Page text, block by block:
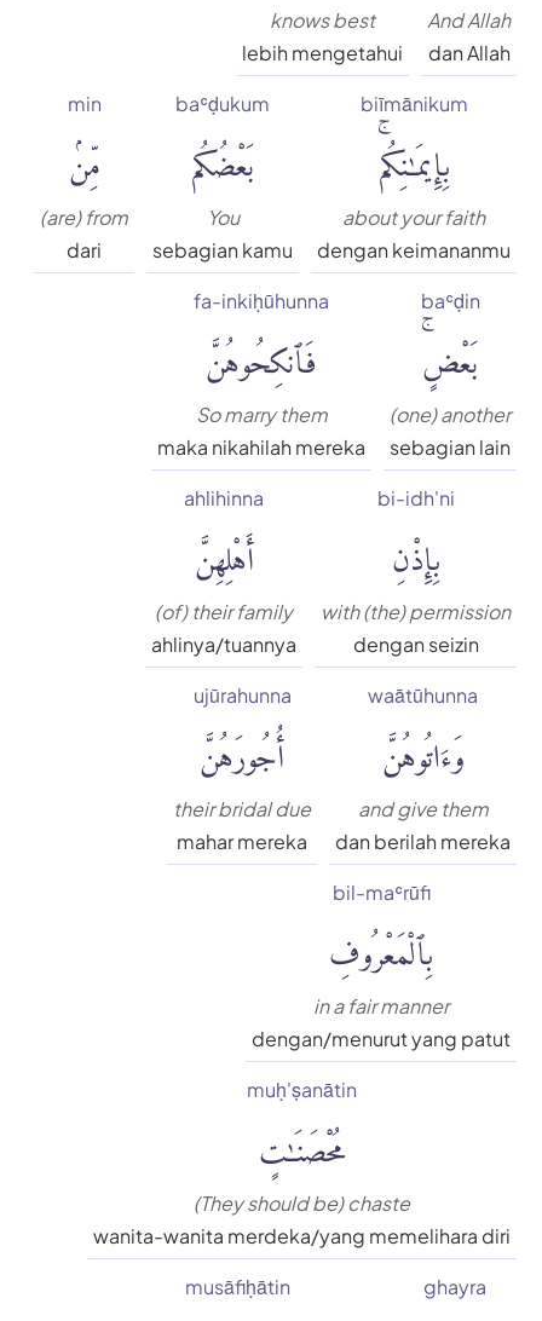
And Allah
dan Allah
knows best
lebih mengetahui
biīmānikum
بِإِيمَٰنِكُمۚ
about your faith
dengan keimananmu
baʿḍukum
بَعْضُكُم
You
sebagian kamu
min
مِّنۢ
(are) from
dari
baʿḍin
بَعْضٍۚ
(one) another
sebagian lain
fa-inkiḥūhunna
فَٱنكِحُوهُنَّ
So marry them
maka nikahilah mereka
bi-idh'ni
بِإِذْنِ
with (the) permission
dengan seizin
ahlihinna
أَهْلِهِنَّ
(of) their family
ahlinya/tuannya
waātūhunna
وَءَاتُوهُنَّ
and give them
dan berilah mereka
ujūrahunna
أُجُورَهُنَّ
their bridal due
mahar mereka
bil-maʿrūfi
بِٱلْمَعْرُوفِ
in a fair manner
dengan/menurut yang patut
muḥ'ṣanātin
مُحْصَنَٰتٍ
(They should be) chaste
wanita-wanita merdeka/yang memelihara diri
ghayra
musāfiḥātin